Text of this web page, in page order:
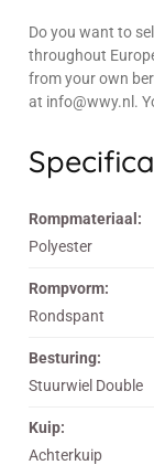
Do you want to
throughout
from your own
at info@wwy.nl.
Rompmateriaal:
Polyester
Rompvorm:
Rondspant
Besturing:
Stuurwiel Double
Kuip:
Achterkuip